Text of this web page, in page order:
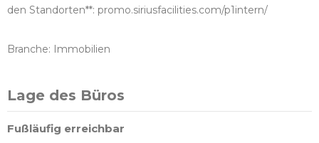
den Standorten**: promo.siriusfacilities.com/p1intern/
Branche: Immobilien
Lage des Büros
Fußläufig erreichbar